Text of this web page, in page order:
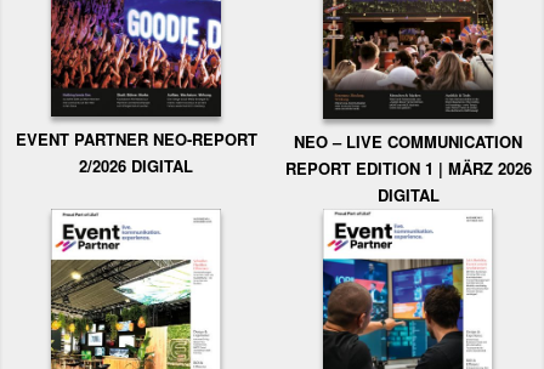
EVENT PARTNER NEO-REPORT
2/2026 DIGITAL
NEO – LIVE COMMUNICATION
REPORT EDITION 1 | MÄRZ 2026
DIGITAL